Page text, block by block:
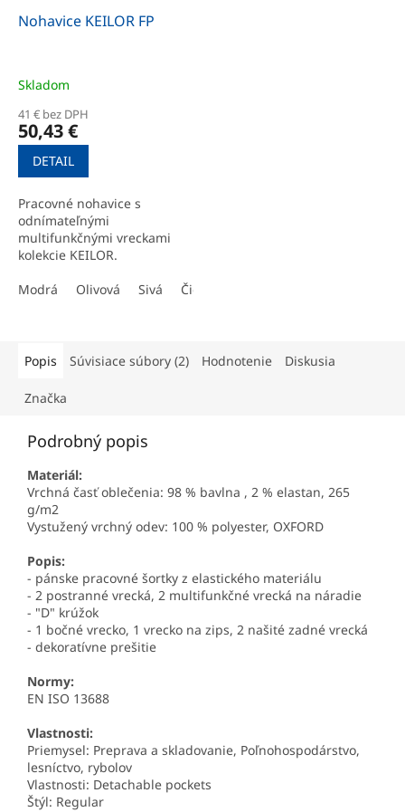
Nohavice KEILOR FP
Skladom
41 € bez DPH
50,43 €
DETAIL
Pracovné nohavice s
odnímateľnými
multifunkčnými vreckami
kolekcie KEILOR.
Modrá
Olivová Sivá Čierna
Popis Súvisiace súbory (2) Hodnotenie Diskusia
Značka
Podrobný popis
Materiál:
Vrchná časť oblečenia: 98 % bavlna , 2 % elastan, 265
g/m2
Vystužený vrchný odev: 100 % polyester, OXFORD
Popis:
- pánske pracovné šortky z elastického materiálu
- 2 postranné vrecká, 2 multifunkčné vrecká na náradie
- "D" krúžok
- 1 bočné vrecko, 1 vrecko na zips, 2 našité zadné vrecká
- dekoratívne prešitie
Normy:
EN ISO 13688
Vlastnosti:
Priemysel: Preprava a skladovanie, Poľnohospodárstvo,
lesníctvo, rybolov
Vlastnosti: Detachable pockets
Štýl: Regular